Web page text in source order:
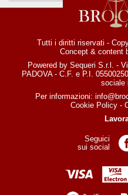
Tutti i diritti riservati -
Concept & content
Powered by Sequeri S.r.l. -
PADOVA - C.F. e P.I.
sociale
Per informazioni:
Cookie Policy -
Seguici
sui social